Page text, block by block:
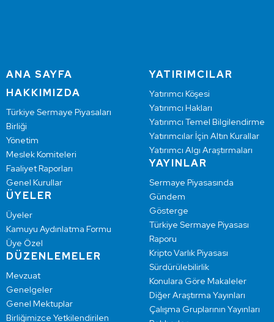
ANA SAYFA
HAKKIMIZDA
Türkiye Sermaye Piyasaları
Birliği
Yönetim
Meslek Komiteleri
Faaliyet Raporları
Genel Kurullar
ÜYELER
Üyeler
Kamuyu Aydınlatma Formu
Üye Özel
DÜZENLEMELER
Mevzuat
Genelgeler
Genel Mektuplar
Birliğimizce Yetkilendirilen
YATIRIMCILAR
Yatırımcı Köşesi
Yatırımcı Hakları
Yatırımcı Temel Bilgilendirme
Yatırımcılar İçin Altın Kurallar
Yatırımcı Algı Araştırmaları
YAYINLAR
Sermaye Piyasasında
Gündem
Gösterge
Türkiye Sermaye Piyasası
Raporu
Kripto Varlık Piyasası
Sürdürülebilirlik
Konulara Göre Makaleler
Diğer Araştırma Yayınları
Çalışma Gruplarının Yayınları